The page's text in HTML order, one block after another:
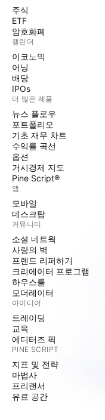
주식
ETF
암호화폐
캘린더
이코노믹
어닝
배당
IPOs
더 많은 제품
뉴스 플로우
포트폴리오
기초 재무 차트
수익률 곡선
옵션
거시경제 지도
Pine Script®
앱
모바일
데스크탑
커뮤니티
소셜 네트웍
사랑의 벽
프렌드 리퍼하기
크리에이터 프로그램
하우스룰
모더레이터
아이디어
트레이딩
교육
에디터즈 픽
PINE SCRIPT
지표 및 전략
마법사
프리랜서
유료 공간